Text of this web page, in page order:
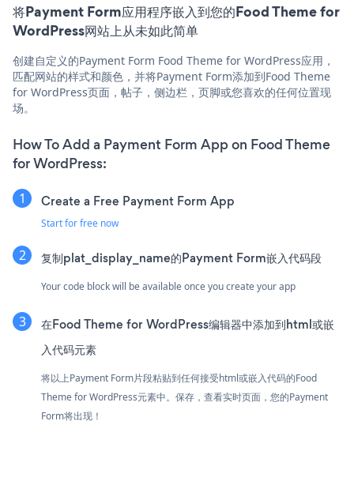
将Payment Form应用程序嵌入到您的Food Theme for
WordPress网站上从未如此简单
创建自定义的Payment Form Food Theme for WordPress应用，
匹配网站的样式和颜色，并将Payment Form添加到Food Theme
for WordPress页面，帖子，侧边栏，页脚或您喜欢的任何位置现
场。
How To Add a Payment Form App on Food Theme
for WordPress:
Create a Free Payment Form App
Start for free now
复制plat_display_name的Payment Form嵌入代码段
Your code block will be available once you create your app
在Food Theme for WordPress编辑器中添加到html或嵌
入代码元素
将以上Payment Form片段粘贴到任何接受html或嵌入代码的Food
Theme for WordPress元素中。保存，查看实时页面，您的Payment
Form将出现！